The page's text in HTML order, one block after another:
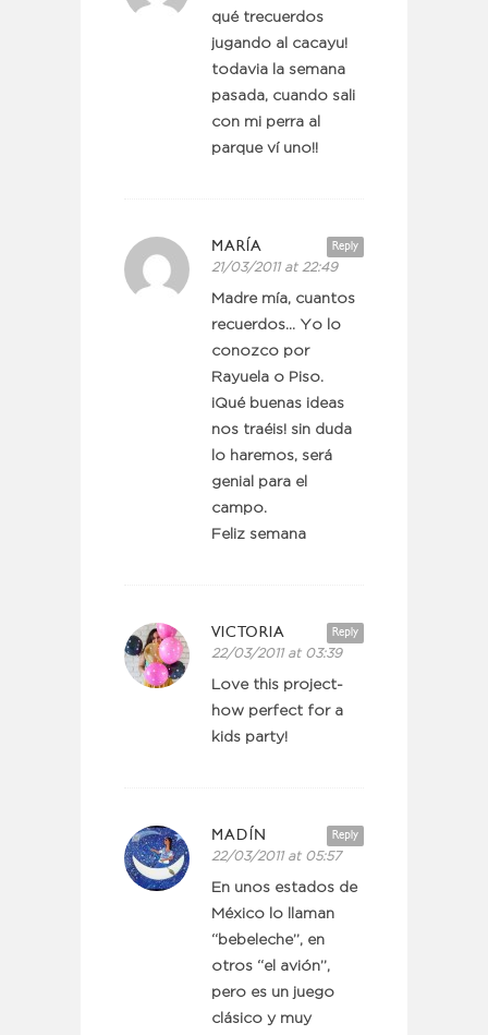
qué trecuerdos
jugando al cacayu!
todavia la semana
pasada, cuando sali
con mi perra al
parque ví uno!!
Reply
MARÍA
21/03/2011 at 22:49
Madre mía, cuantos
recuerdos… Yo lo
conozco por
Rayuela o Piso.
¡Qué buenas ideas
nos traéis! sin duda
lo haremos, será
genial para el
campo.
Feliz semana
Reply
VICTORIA
22/03/2011 at 03:39
Love this project-
how perfect for a
kids party!
Reply
MADÍN
22/03/2011 at 05:57
En unos estados de
México lo llaman
“bebeleche”, en
otros “el avión”,
pero es un juego
clásico y muy